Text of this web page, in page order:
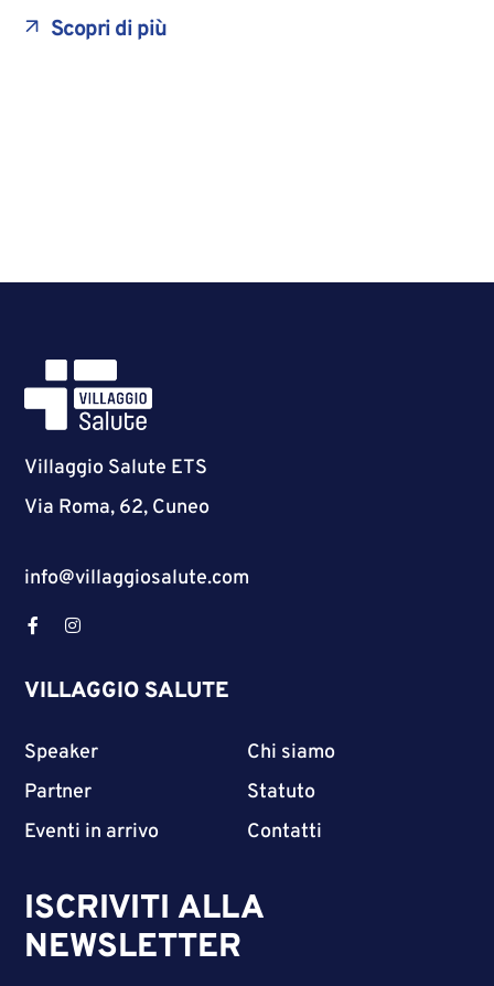
Scopri di più
Villaggio Salute ETS
Via Roma, 62, Cuneo
info@villaggiosalute.com
VILLAGGIO SALUTE
Speaker
Partner
Eventi in arrivo
Chi siamo
Statuto
Contatti
ISCRIVITI ALLA
NEWSLETTER